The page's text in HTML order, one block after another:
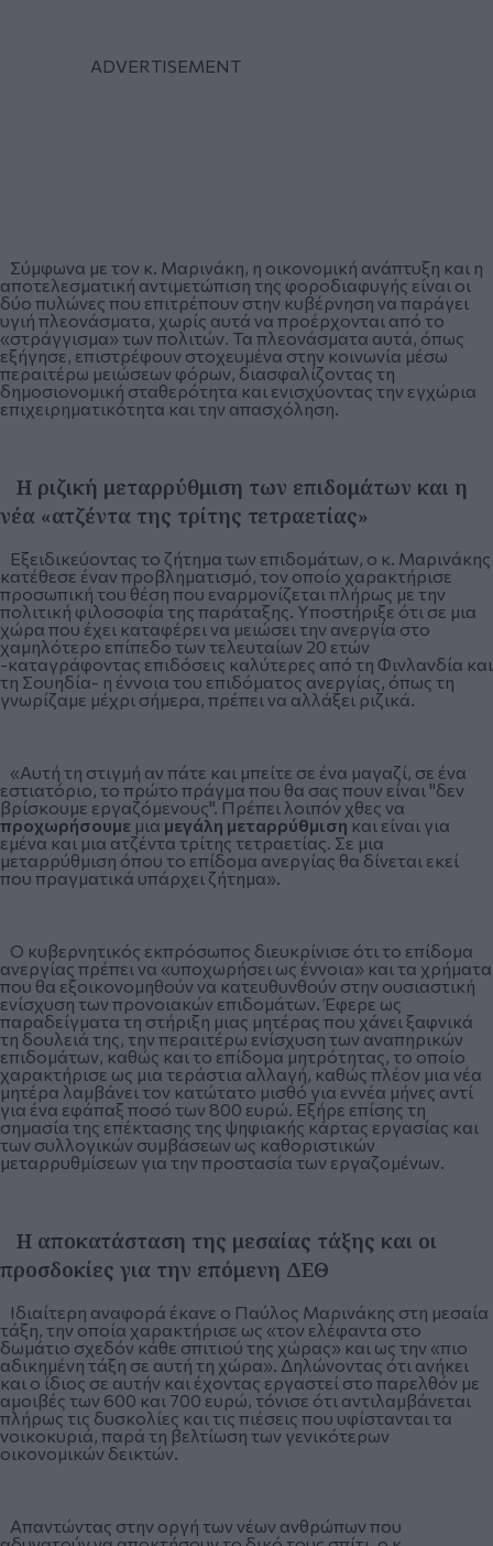
Σύμφωνα με τον κ. Μαρινάκη, η οικονομική ανάπτυξη και η
αποτελεσματική αντιμετώπιση της φοροδιαφυγής είναι οι
δύο πυλώνες που επιτρέπουν στην κυβέρνηση να παράγει
υγιή πλεονάσματα, χωρίς αυτά να προέρχονται από το
«στράγγισμα» των πολιτών. Τα πλεονάσματα αυτά, όπως
εξήγησε, επιστρέφουν στοχευμένα στην κοινωνία μέσω
περαιτέρω μειώσεων φόρων, διασφαλίζοντας τη
δημοσιονομική σταθερότητα και ενισχύοντας την εγχώρια
επιχειρηματικότητα και την απασχόληση.
Η ριζική μεταρρύθμιση των επιδομάτων και η
νέα «ατζέντα της τρίτης τετραετίας»
Εξειδικεύοντας το ζήτημα των επιδομάτων, ο κ. Μαρινάκης
κατέθεσε έναν προβληματισμό, τον οποίο χαρακτήρισε
προσωπική του θέση που εναρμονίζεται πλήρως με την
πολιτική φιλοσοφία της παράταξης. Υποστήριξε ότι σε μια
χώρα που έχει καταφέρει να μειώσει την ανεργία στο
χαμηλότερο επίπεδο των τελευταίων 20 ετών
-καταγράφοντας επιδόσεις καλύτερες από τη Φινλανδία και
τη Σουηδία- η έννοια του επιδόματος ανεργίας, όπως τη
γνωρίζαμε μέχρι σήμερα, πρέπει να αλλάξει ριζικά.
«Αυτή τη στιγμή αν πάτε και μπείτε σε ένα μαγαζί, σε ένα
εστιατόριο, το πρώτο πράγμα που θα σας πουν είναι "δεν
βρίσκουμε εργαζόμενους". Πρέπει λοιπόν χθες να
προχωρήσουμε μια μεγάλη μεταρρύθμιση και είναι για
εμένα και μια ατζέντα τρίτης τετραετίας. Σε μια
μεταρρύθμιση όπου το επίδομα ανεργίας θα δίνεται εκεί
που πραγματικά υπάρχει ζήτημα».
Ο κυβερνητικός εκπρόσωπος διευκρίνισε ότι το επίδομα
ανεργίας πρέπει να «υποχωρήσει ως έννοια» και τα χρήματα
που θα εξοικονομηθούν να κατευθυνθούν στην ουσιαστική
ενίσχυση των προνοιακών επιδομάτων. Έφερε ως
παραδείγματα τη στήριξη μιας μητέρας που χάνει ξαφνικά
τη δουλειά της, την περαιτέρω ενίσχυση των αναπηρικών
επιδομάτων, καθώς και το επίδομα μητρότητας, το οποίο
χαρακτήρισε ως μια τεράστια αλλαγή, καθώς πλέον μια νέα
μητέρα λαμβάνει τον κατώτατο μισθό για εννέα μήνες αντί
για ένα εφάπαξ ποσό των 800 ευρώ. Εξήρε επίσης τη
σημασία της επέκτασης της ψηφιακής κάρτας εργασίας και
των συλλογικών συμβάσεων ως καθοριστικών
μεταρρυθμίσεων για την προστασία των εργαζομένων.
Η αποκατάσταση της μεσαίας τάξης και οι
προσδοκίες για την επόμενη ΔΕΘ
Ιδιαίτερη αναφορά έκανε ο Παύλος Μαρινάκης στη μεσαία
τάξη, την οποία χαρακτήρισε ως «τον ελέφαντα στο
δωμάτιο σχεδόν κάθε σπιτιού της χώρας» και ως την «πιο
αδικημένη τάξη σε αυτή τη χώρα». Δηλώνοντας ότι ανήκει
και ο ίδιος σε αυτήν και έχοντας εργαστεί στο παρελθόν με
αμοιβές των 600 και 700 ευρώ, τόνισε ότι αντιλαμβάνεται
πλήρως τις δυσκολίες και τις πιέσεις που υφίστανται τα
νοικοκυριά, παρά τη βελτίωση των γενικότερων
οικονομικών δεικτών.
Απαντώντας στην οργή των νέων ανθρώπων που